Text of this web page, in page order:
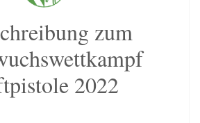
zum
2022